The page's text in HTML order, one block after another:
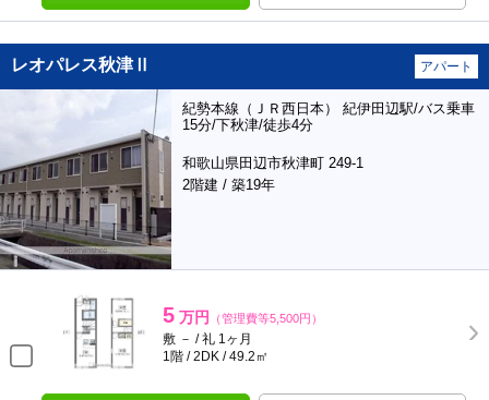
レオパレス秋津Ⅱ アパート
紀勢本線（ＪＲ西日本） 紀伊田辺駅/バス乗車
15分/下秋津/徒歩4分
和歌山県田辺市秋津町 249-1
2階建 / 築19年
5 万円 （管理費等5,500円）
敷 － / 礼 1ヶ月
1階 / 2DK / 49.2㎡